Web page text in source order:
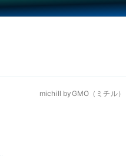
michill byGMO（ミチル）